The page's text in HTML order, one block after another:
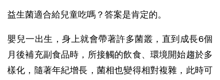
益生菌適合給兒童吃嗎？答案是肯定的。
嬰兒一出生，身上就會帶著許多菌叢，直到成長6個
月後補充副食品時，所接觸的飲食、環境開始趨於多
樣化，隨著年紀增長，菌相也變得相對複雜，此時可